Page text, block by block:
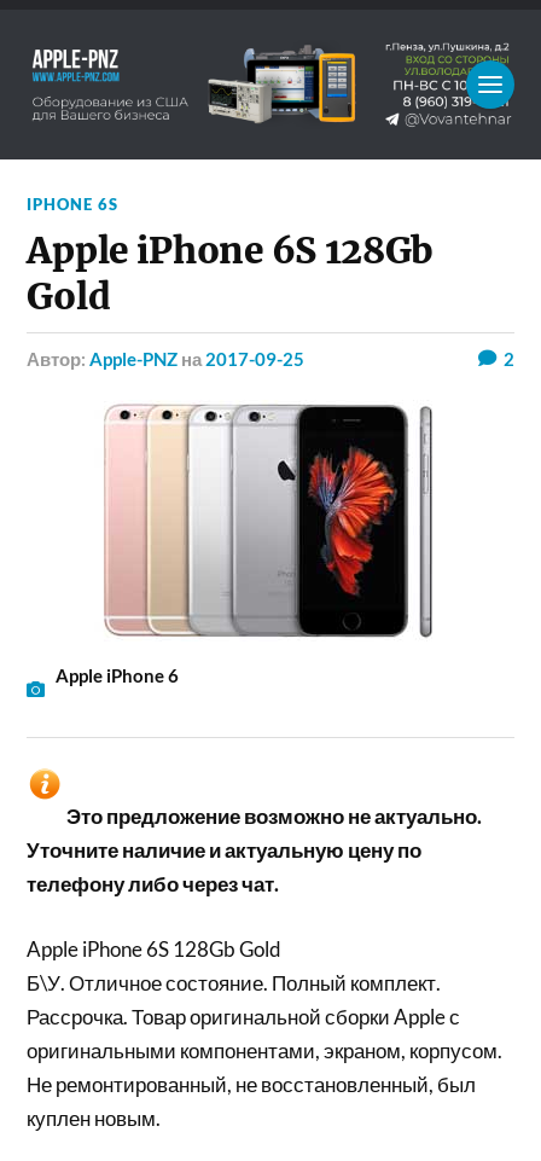
IPHONE 6S
Apple iPhone 6S 128Gb
Gold
Автор:Apple-PNZ на 2017-09-25 2
Apple iPhone 6
Это предложение возможно не актуально.
Уточните наличие и актуальную цену по
телефону либо через чат.
Apple iPhone 6S 128Gb Gold
Б\У. Отличное состояние. Полный комплект.
Рассрочка. Товар оригинальной сборки Apple с
оригинальными компонентами, экраном, корпусом.
Не ремонтированный, не восстановленный, был
куплен новым.